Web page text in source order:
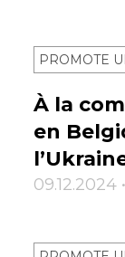
PROMOTE
À la
en
09.12.2024